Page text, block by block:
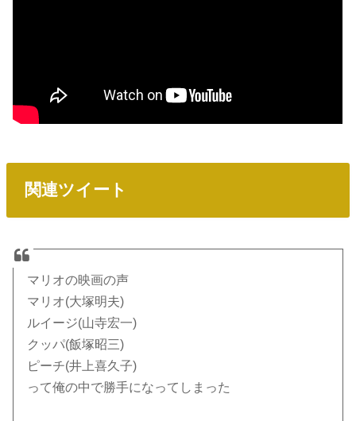
関連ツイート
マリオの映画の声
マリオ(大塚明夫)
ルイージ(山寺宏一)
クッパ(飯塚昭三)
ピーチ(井上喜久子)
って俺の中で勝手になってしまった